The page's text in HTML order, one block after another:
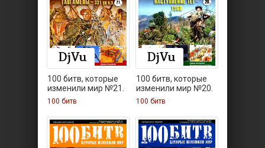
100 битв, которые
изменили мир №21.
100 битв
100 битв, которые
изменили мир №20.
100 битв